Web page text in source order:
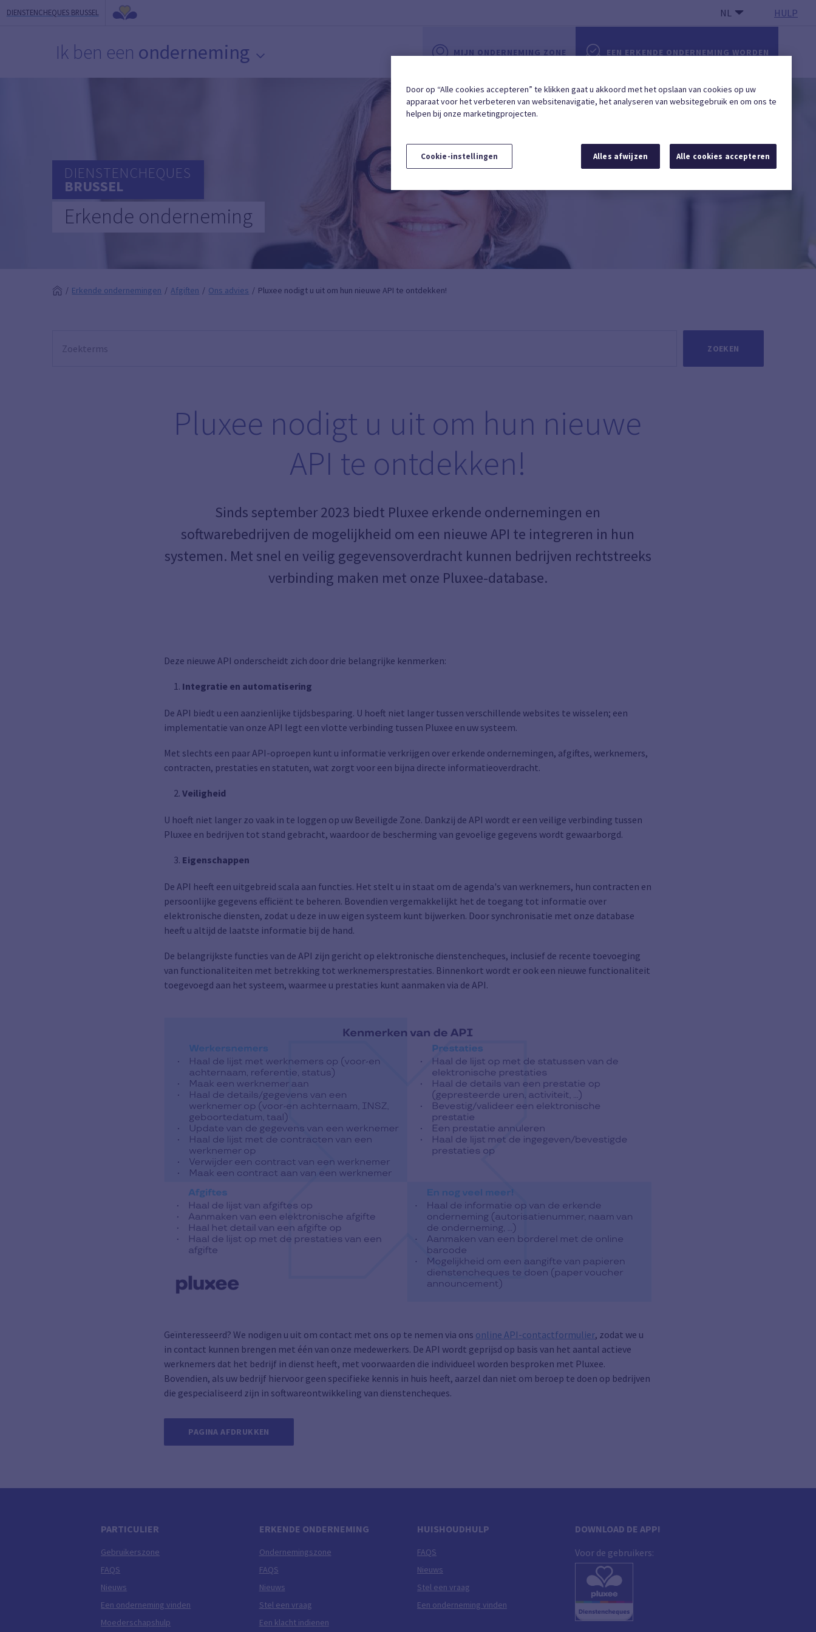
DIENSTENCHEQUES BRUSSEL NL HULP
Ik ben een onderneming MIJN ONDERNEMING ZONE EEN ERKENDE ONDERNEMING WORDEN
DIENSTENCHEQUES
BRUSSEL
Erkende onderneming
Erkende ondernemingen Afgiften Ons advies Pluxee nodigt u uit om hun nieuwe API te ontdekken!
ZOEKEN
Pluxee nodigt u uit om hun nieuwe
API te ontdekken!
Sinds september 2023 biedt Pluxee erkende ondernemingen en
softwarebedrijven de mogelijkheid om een nieuwe API te integreren in hun
systemen. Met snel en veilig gegevensoverdracht kunnen bedrijven rechtstreeks
verbinding maken met onze Pluxee-database.
Deze nieuwe API onderscheidt zich door drie belangrijke kenmerken:
Integratie en automatisering
De API biedt u een aanzienlijke tijdsbesparing. U hoeft niet langer tussen verschillende websites te wisselen; een
implementatie van onze API legt een vlotte verbinding tussen Pluxee en uw systeem.
Met slechts een paar API-oproepen kunt u informatie verkrijgen over erkende ondernemingen, afgiftes, werknemers,
contracten, prestaties en statuten, wat zorgt voor een bijna directe informatieoverdracht.
Veiligheid
U hoeft niet langer zo vaak in te loggen op uw Beveiligde Zone. Dankzij de API wordt er een veilige verbinding tussen
Pluxee en bedrijven tot stand gebracht, waardoor de bescherming van gevoelige gegevens wordt gewaarborgd.
Eigenschappen
De API heeft een uitgebreid scala aan functies. Het stelt u in staat om de agenda's van werknemers, hun contracten en
persoonlijke gegevens efficiënt te beheren. Bovendien vergemakkelijkt het de toegang tot informatie over
elektronische diensten, zodat u deze in uw eigen systeem kunt bijwerken. Door synchronisatie met onze database
heeft u altijd de laatste informatie bij de hand.
De belangrijkste functies van de API zijn gericht op elektronische dienstencheques, inclusief de recente toevoeging
van functionaliteiten met betrekking tot werknemersprestaties. Binnenkort wordt er ook een nieuwe functionaliteit
toegevoegd aan het systeem, waarmee u prestaties kunt aanmaken via de API.
Geïnteresseerd? We nodigen u uit om contact met ons op te nemen via ons online API-contactformulier, zodat we u
in contact kunnen brengen met één van onze medewerkers. De API wordt geprijsd op basis van het aantal actieve
werknemers dat het bedrijf in dienst heeft, met voorwaarden die individueel worden besproken met Pluxee.
Bovendien, als uw bedrijf hiervoor geen specifieke kennis in huis heeft, aarzel dan niet om beroep te doen op bedrijven
die gespecialiseerd zijn in softwareontwikkeling van dienstencheques.
PAGINA AFDRUKKEN
PARTICULIER
Gebruikerszone
FAQS
Nieuws
Een onderneming vinden
Moederschapshulp
ERKENDE ONDERNEMING
Ondernemingszone
FAQS
Nieuws
Stel een vraag
Een klacht indienen
HUISHOUDHULP
FAQS
Nieuws
Stel een vraag
Een onderneming vinden
DOWNLOAD DE APP!
Voor de gebruikers:
Door op “Alle cookies accepteren” te klikken gaat u akkoord met het opslaan van cookies op uw
apparaat voor het verbeteren van websitenavigatie, het analyseren van websitegebruik en om ons te
helpen bij onze marketingprojecten.
Cookie-instellingen Alles afwijzen Alle cookies accepteren